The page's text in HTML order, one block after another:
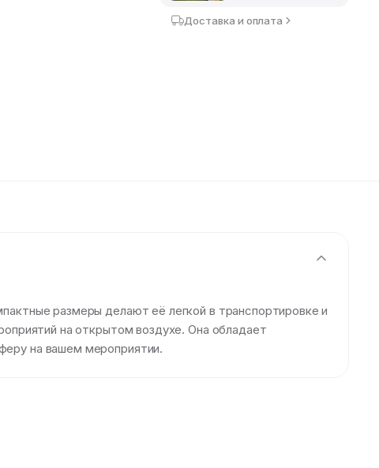
Доставка и оплата
размеры делают её легкой в транспортировке и
на открытом воздухе. Она обладает
на вашем мероприятии.